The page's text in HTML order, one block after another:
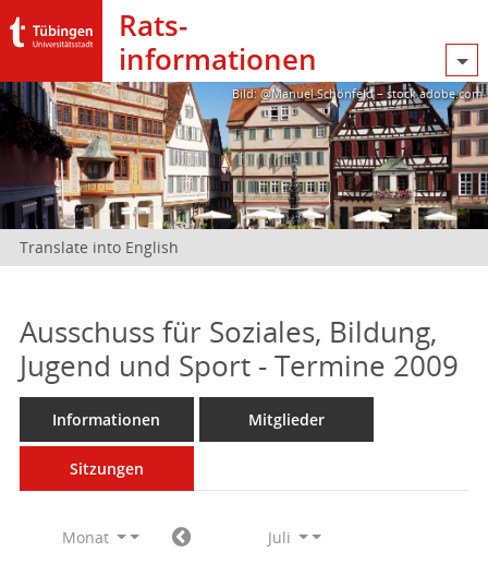
Rats­
informationen
Bild: @Manuel Schönfeld – stock.adobe.com
Translate into English
Ausschuss für Soziales, Bildung,
Jugend und Sport - Termine 2009
Informationen Mitglieder
Sitzungen
Monat
Juli